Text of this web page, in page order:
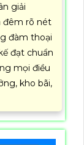
giải
đêm rõ nét
đàm thoại
đạt chuẩn
mọi điều
kho bãi,